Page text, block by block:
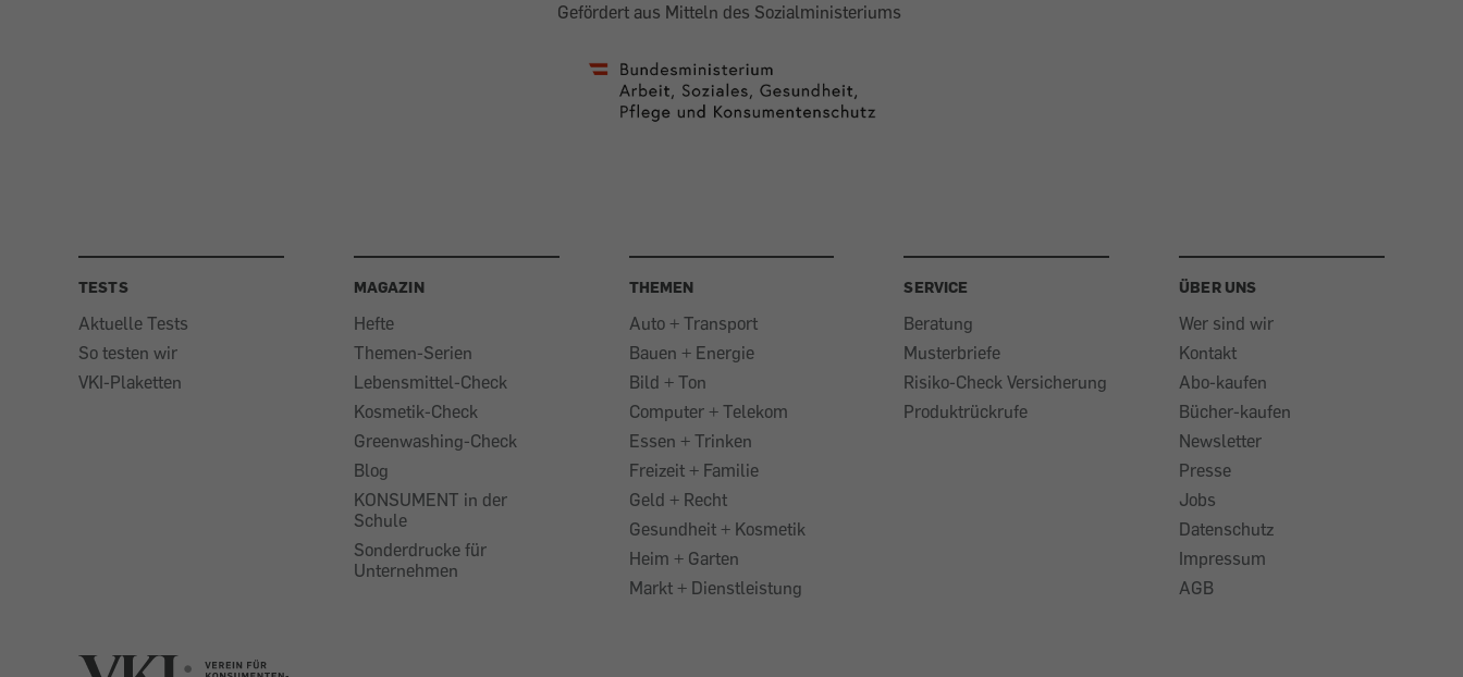
Gefördert aus Mitteln des Sozialministeriums
TESTS
Aktuelle Tests
So testen wir
VKI-Plaketten
MAGAZIN
Hefte
Themen-Serien
Lebensmittel-Check
Kosmetik-Check
Greenwashing-Check
Blog
KONSUMENT in der
Schule
Sonderdrucke für
Unternehmen
THEMEN
Auto + Transport
Bauen + Energie
Bild + Ton
Computer + Telekom
Essen + Trinken
Freizeit + Familie
Geld + Recht
Gesundheit + Kosmetik
Heim + Garten
Markt + Dienstleistung
SERVICE
Beratung
Musterbriefe
Risiko-Check Versicherung
Produktrückrufe
ÜBER UNS
Wer sind wir
Kontakt
Abo-kaufen
Bücher-kaufen
Newsletter
Presse
Jobs
Datenschutz
Impressum
AGB